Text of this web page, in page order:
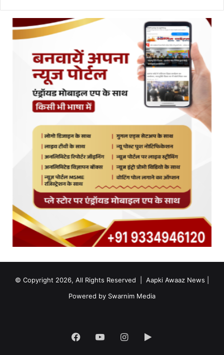
© Copyright 2026, All Rights Reserved | Aapki Awaaz News
Powered by Swarnim Media
Facebook
YouTubeInstagram
Google